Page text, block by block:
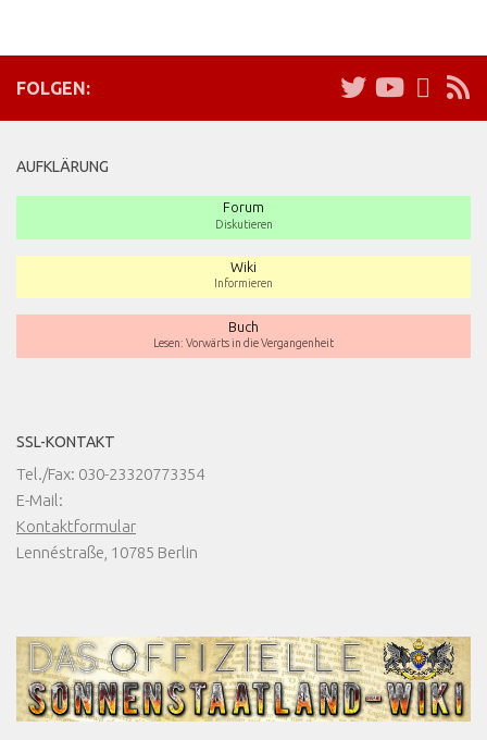
FOLGEN:
AUFKLÄRUNG
Forum
Diskutieren
Wiki
Informieren
Buch
Lesen: Vorwärts in die Vergangenheit
SSL-KONTAKT
Tel./Fax: 030-23320773354
E-Mail:
Kontaktformular
Lennéstraße, 10785 Berlin